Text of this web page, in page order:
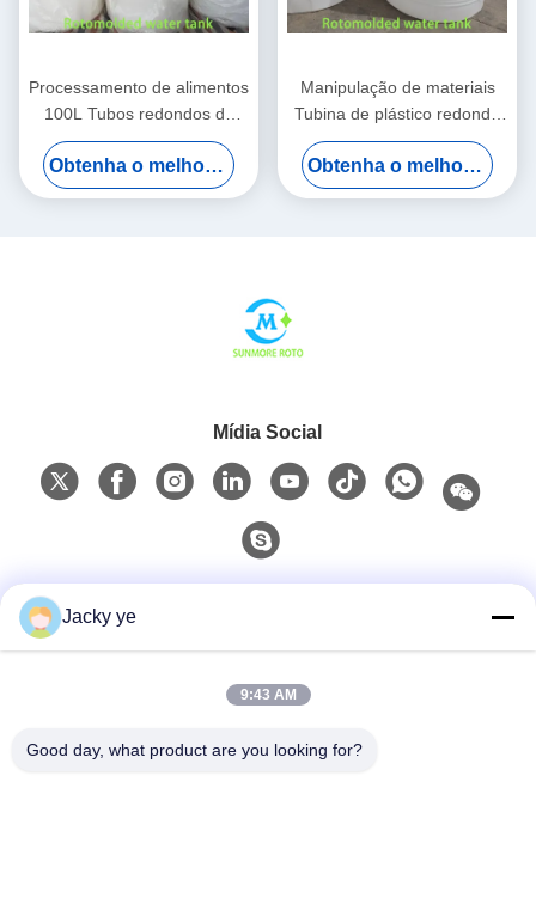
Processamento de alimentos
100L Tubos redondos de
plástico com estrutura alta /
baixa moldada por rotação
LLDPE
Obtenha o melhor preço
Manipulação de materiais
Tubina de plástico redonda
grande 1000L para sistemas
industriais
Obtenha o melhor preço
Mídia Social
0086-15967190727
Jacky ye
9:43 AM
Good day, what product are you looking for?